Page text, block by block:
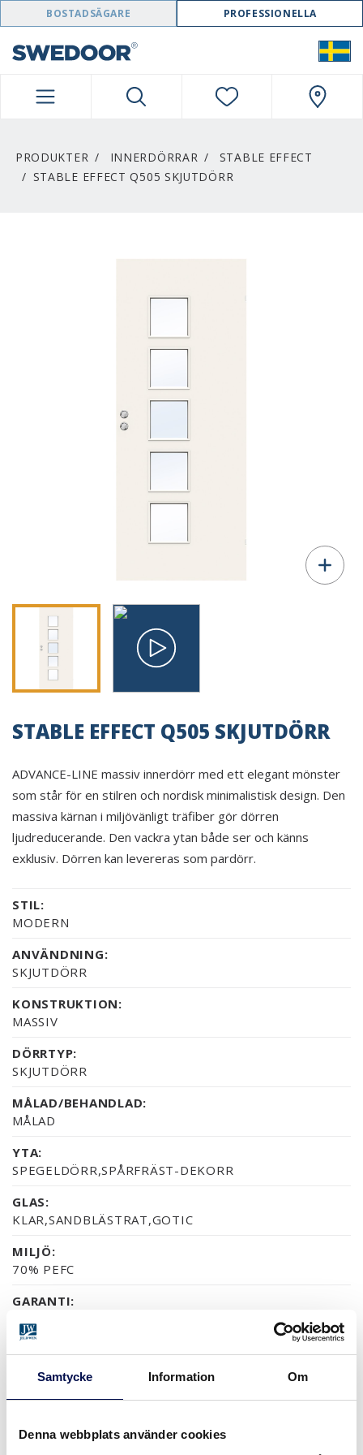
Samtycke Information Om
Denna webbplats använder cookies
SWEDOOR NAVIGATION
BOSTADSÄGARE PROFESSIONELLA
PRODUKTER INNERDÖRRAR
STABLE EFFECT
STABLE EFFECT Q505 SKJUTDÖRR
STABLE EFFECT Q505 SKJUTDÖRR
ADVANCE-LINE massiv innerdörr med ett elegant mönster
som står för en stilren och nordisk minimalistisk design. Den
massiva kärnan i miljövänligt träfiber gör dörren
ljudreducerande. Den vackra ytan både ser och känns
exklusiv. Dörren kan levereras som pardörr.
STIL:
MODERN
ANVÄNDNING:
SKJUTDÖRR
KONSTRUKTION:
MASSIV
DÖRRTYP:
SKJUTDÖRR
MÅLAD/BEHANDLAD:
MÅLAD
YTA:
SPEGELDÖRR,SPÅRFRÄST-DEKORR
GLAS:
KLAR,SANDBLÄSTRAT,GOTIC
MILJÖ:
70% PEFC
GARANTI: